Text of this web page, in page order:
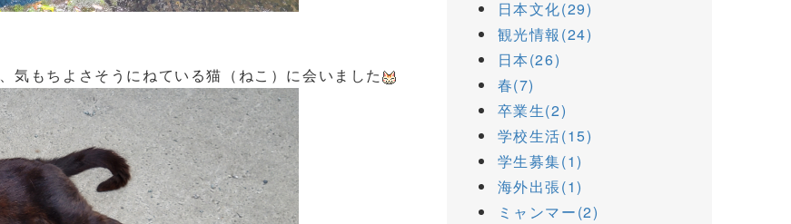
気もちよさそうにねている猫（ねこ）に会いました
日本文化(29)
観光情報(24)
日本(26)
春(7)
卒業生(2)
学校生活(15)
学生募集(1)
海外出張(1)
ミャンマー(2)